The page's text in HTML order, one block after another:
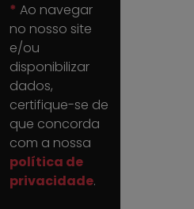
* Ao navegar
no nosso site
e/ou
disponibilizar
dados,
certifique-se de
que concorda
com a nossa
política de
privacidade.